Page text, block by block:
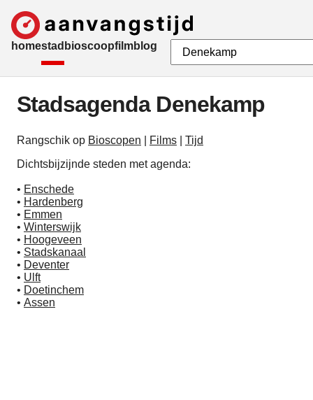
homestad bioscoopfilmblog
Stadsagenda Denekamp
Rangschik op Bioscopen Films
Tijd
Dichtsbijzijnde steden met agenda:
• Enschede
• Hardenberg
• Emmen
• Winterswijk
• Hoogeveen
• Stadskanaal
• Deventer
• Ulft
• Doetinchem
• Assen